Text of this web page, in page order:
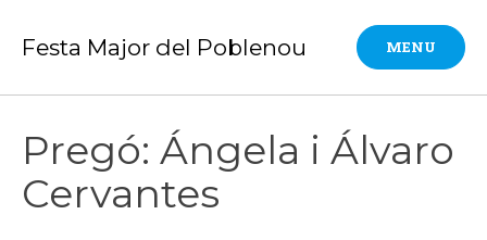
Festa Major del Poblenou MENU
Pregó: Ángela i Álvaro
Cervantes